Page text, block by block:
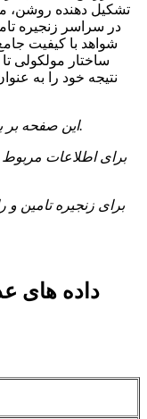
تشکیل دهنده روشن،
در سراسر زنجیره
شواهد با کیفیت
نتیجه خود را به
PS: این صفحه بر برگه اطلاعات فنی محصول تمرکز دارد.
برای اطلاعات مربوط
برای زنجیره تامین و
داده های